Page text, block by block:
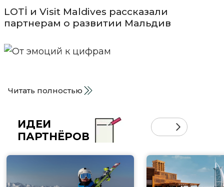
LOTİ и Visit Maldives рассказали
партнерам о развитии Мальдив
Читать полностью
ИДЕИ
ПАРТНЁРОВ